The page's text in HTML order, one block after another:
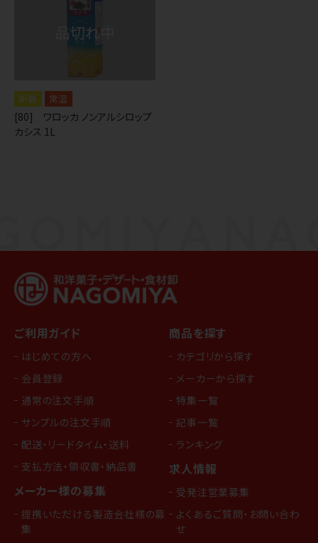
常温
[80] ワロッカ ノンアルシロップ
カシス 1L
ご利用ガイド
はじめての方へ
会員登録
通常の注文手順
サンプルの注文手順
配送・リードタイム・送料
支払方法・領収書・納品書
メーカー様の募集
提携いただける製造会社様の募
集
商品を探す
カテゴリから探す
メーカーから探す
特集一覧
記事一覧
ランキング
求人情報
受発注営業募集
よくあるご質問・お問い合わ
せ